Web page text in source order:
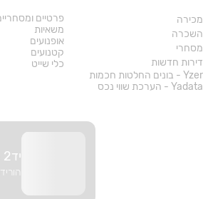
מכירה
השכרה
מסחרי
דירות חדשות
Yzer - בונים החלטות חכמות
Yadata - הערכת שווי נכס
פרטיים
משאיות
אופנועים
קטנועים
כלי שייט
יד2 אתכם בכל מקום